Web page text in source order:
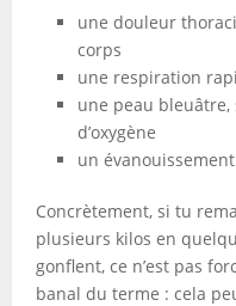
une douleur
corps
une respiration
une peau
d’oxygène
un évanouissement
Concrètement, si tu
plusieurs kilos en
gonflent, ce n’est pas
banal du terme : cela